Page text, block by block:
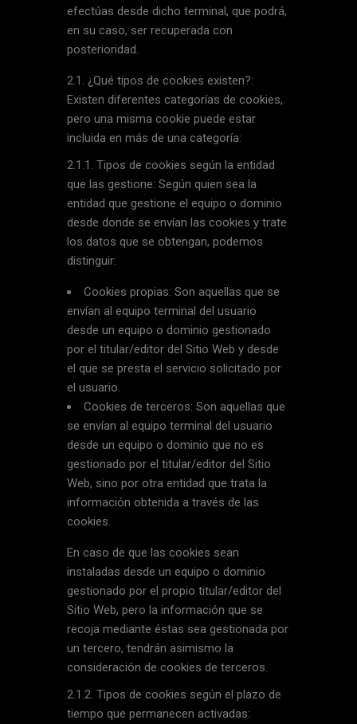
efectúas desde dicho terminal, que podrá,
en su caso, ser recuperada con
posterioridad.
2.1. ¿Qué tipos de cookies existen?:
Existen diferentes categorías de cookies,
pero una misma cookie puede estar
incluida en más de una categoría:
2.1.1. Tipos de cookies según la entidad
que las gestione: Según quien sea la
entidad que gestione el equipo o dominio
desde donde se envían las cookies y trate
los datos que se obtengan, podemos
distinguir:
Cookies propias: Son aquellas que se
envían al equipo terminal del usuario
desde un equipo o dominio gestionado
por el titular/editor del Sitio Web y desde
el que se presta el servicio solicitado por
el usuario.
Cookies de terceros: Son aquellas que
se envían al equipo terminal del usuario
desde un equipo o dominio que no es
gestionado por el titular/editor del Sitio
Web, sino por otra entidad que trata la
información obtenida a través de las
cookies.
En caso de que las cookies sean
instaladas desde un equipo o dominio
gestionado por el propio titular/editor del
Sitio Web, pero la información que se
recoja mediante éstas sea gestionada por
un tercero, tendrán asimismo la
consideración de cookies de terceros.
2.1.2. Tipos de cookies según el plazo de
tiempo que permanecen activadas: